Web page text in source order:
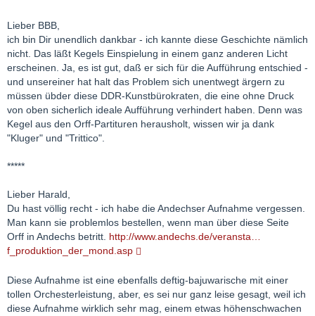
Lieber BBB,
ich bin Dir unendlich dankbar - ich kannte diese Geschichte nämlich
nicht. Das läßt Kegels Einspielung in einem ganz anderen Licht
erscheinen. Ja, es ist gut, daß er sich für die Aufführung entschied -
und unsereiner hat halt das Problem sich unentwegt ärgern zu
müssen übder diese DDR-Kunstbürokraten, die eine ohne Druck
von oben sicherlich ideale Aufführung verhindert haben. Denn was
Kegel aus den Orff-Partituren herausholt, wissen wir ja dank
"Kluger" und "Trittico".
*****
Lieber Harald,
Du hast völlig recht - ich habe die Andechser Aufnahme vergessen.
Man kann sie problemlos bestellen, wenn man über diese Seite
Orff in Andechs betritt. http://www.andechs.de/veransta…
f_produktion_der_mond.asp
Diese Aufnahme ist eine ebenfalls deftig-bajuwarische mit einer
tollen Orchesterleistung, aber, es sei nur ganz leise gesagt, weil ich
diese Aufnahme wirklich sehr mag, einem etwas höhenschwachen